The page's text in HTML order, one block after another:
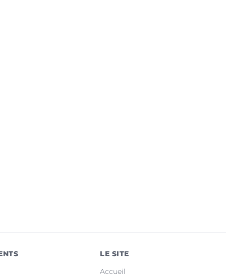
LE SITE
Accueil